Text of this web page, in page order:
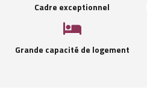
Cadre exceptionnel
Grande capacité de logement